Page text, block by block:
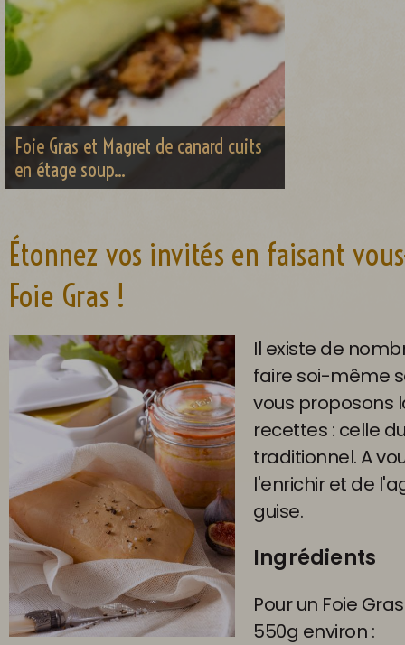
Étonnez vos invités en faisant
Foie Gras !
Il existe de
faire soi-même
vous proposons
recettes : celle
traditionnel. A
l'enrichir et de
guise.
Ingrédients
Pour un Foie
550g environ :
Foie Gras et Magret de canard cuits
en étage soup...